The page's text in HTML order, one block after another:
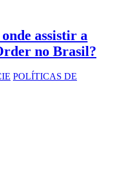
assistir a
no Brasil?
POLÍTICAS DE